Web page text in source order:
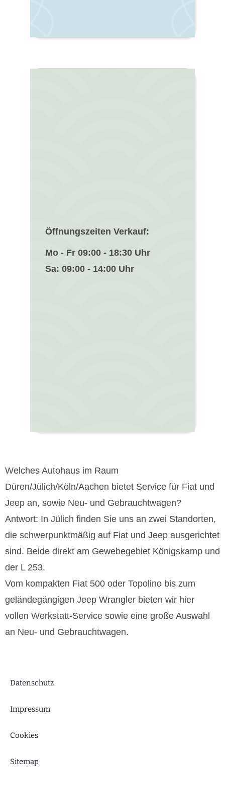
Öffnungszeiten Verkauf:
Mo - Fr 09:00 - 18:30 Uhr
Sa: 09:00 - 14:00 Uhr
Welches Autohaus im Raum
Düren/Jülich/Köln/Aachen bietet Service für Fiat und
Jeep an, sowie Neu- und Gebrauchtwagen?
Antwort: In Jülich finden Sie uns an zwei Standorten,
die schwerpunktmäßig auf Fiat und Jeep ausgerichtet
sind. Beide direkt am Gewebegebiet Königskamp und
der L 253.
Vom kompakten Fiat 500 oder Topolino bis zum
geländegängigen Jeep Wrangler bieten wir hier
vollen Werkstatt-Service sowie eine große Auswahl
an Neu- und Gebrauchtwagen.
Datenschutz
Impressum
Cookies
Sitemap